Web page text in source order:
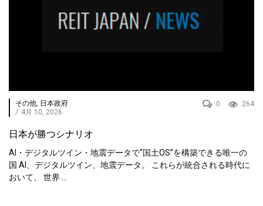
264
0
その他, 日本政府
/ 4月 10, 2026
日本が勝つシナリオ
AI・デジタルツイン・地震データで“国土OS”を構築できる唯一の
国 AI、デジタルツイン、地震データ。 これらが統合される時代に
おいて、 世界 ...